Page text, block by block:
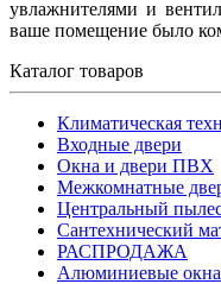
увлажнителями и
ваше помещение было
Каталог товаров
Климатическая
Входные двери
Окна и двери ПВХ
Межкомнатные
Центральный
Сантехнический
РАСПРОДАЖА
Алюминиевые окна